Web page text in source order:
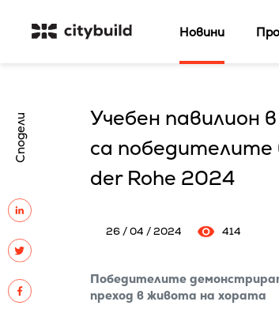
Новини
Сподели
Учебен павилион
са победителите
der Rohe 2024
26 / 04 / 2024 414
Победителите
преход в живота на хората